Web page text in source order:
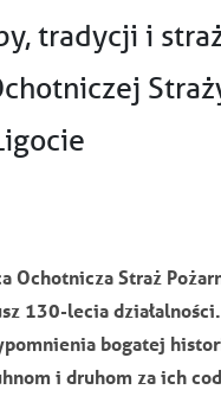
tradycji i
Ochotnicza Straż
130-lecia
bogatej
i druhom za ich